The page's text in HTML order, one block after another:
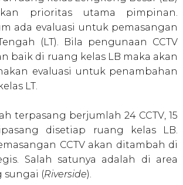
prioritas utama pimpinan.
ada evaluasi untuk pemasangan
(LT). Bila pengunaan CCTV
baik di ruang kelas LB maka akan
evaluasi untuk penambahan
LT.
terpasang berjumlah 24 CCTV,15
disetiap ruang kelasLB.
CCTVakan ditambah di
Salah satunya adalah di area
sungai (Riverside).